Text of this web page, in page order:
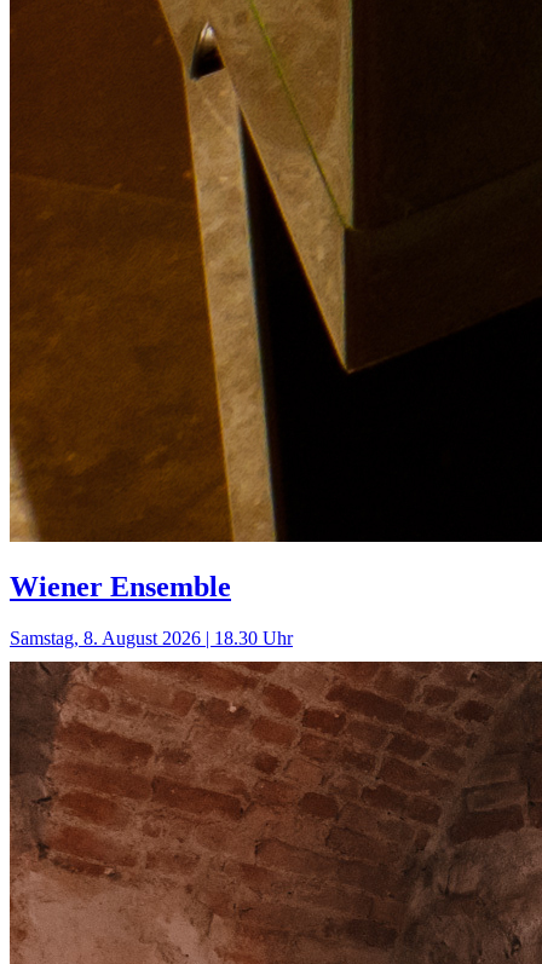
Wiener Ensemble
Samstag, 8. August 2026 | 18.30 Uhr